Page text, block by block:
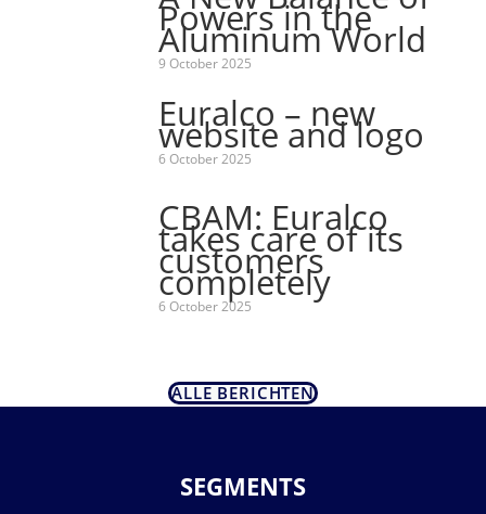
Powers in the
Aluminum World
9 October 2025
Euralco – new
website and logo
6 October 2025
CBAM: Euralco
takes care of its
customers
completely
6 October 2025
ALLE BERICHTEN
SEGMENTS